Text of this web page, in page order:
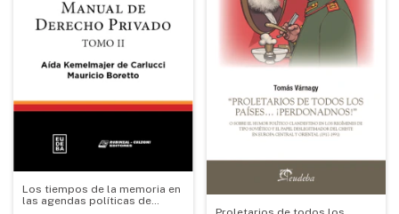
Los tiempos de la memoria en
las agendas políticas de